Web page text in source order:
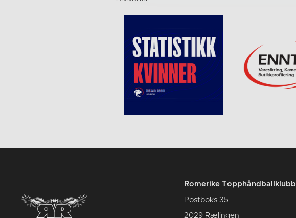
Romerike Topphåndballklubb
Postboks 35
2029 Rælingen